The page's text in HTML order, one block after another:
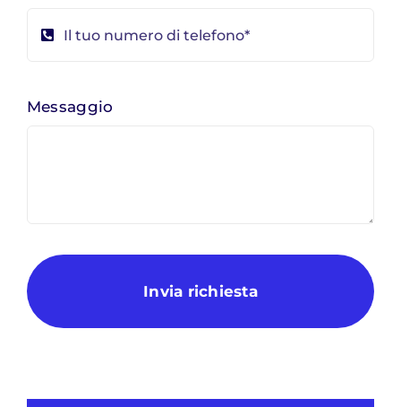
Messaggio
Invia richiesta